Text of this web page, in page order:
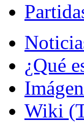
¿Qué
Wiki